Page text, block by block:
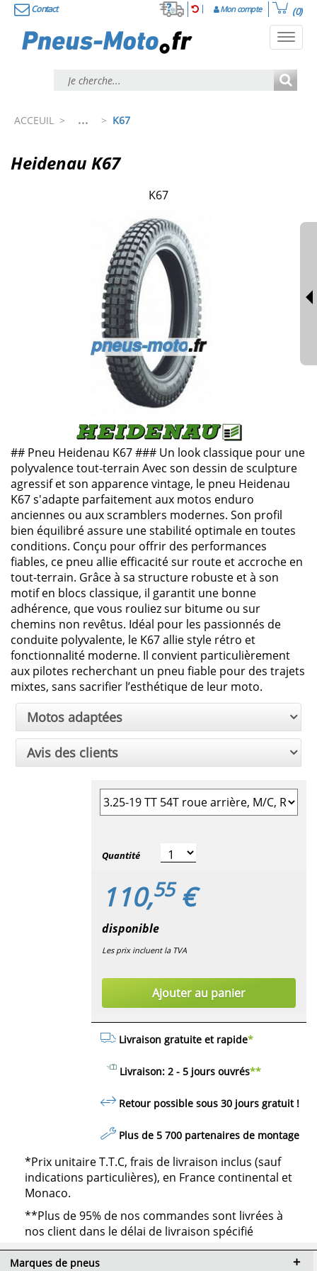
Contact Mon compte (0)
ACCEUIL > ... > K67
Heidenau K67
K67
## Pneu Heidenau K67 ### Un look classique pour une
polyvalence tout-terrain Avec son dessin de sculpture
agressif et son apparence vintage, le pneu Heidenau
K67 s'adapte parfaitement aux motos enduro
anciennes ou aux scramblers modernes. Son profil
bien équilibré assure une stabilité optimale en toutes
conditions. Conçu pour offrir des performances
fiables, ce pneu allie efficacité sur route et accroche en
tout-terrain. Grâce à sa structure robuste et à son
motif en blocs classique, il garantit une bonne
adhérence, que vous rouliez sur bitume ou sur
chemins non revêtus. Idéal pour les passionnés de
conduite polyvalente, le K67 allie style rétro et
fonctionnalité moderne. Il convient particulièrement
aux pilotes recherchant un pneu fiable pour des trajets
mixtes, sans sacrifier l’esthétique de leur moto.
Motos adaptées
Avis des clients
Sélectionner la taille du pneu
Quantité
110,55€
disponible
Les prix incluent la TVA
Ajouter au panier
Livraison gratuite et rapide*
Livraison: 2 - 5 jours ouvrés**
Retour possible sous 30 jours gratuit!
Plus de 5 700 partenaires de montage
*Prix unitaire T.T.C, frais de livraison inclus (sauf
indications particulières), en France continental et
Monaco.
**Plus de 95% de nos commandes sont livrées à
nos client dans le délai de livraison spécifié
Marques de pneus